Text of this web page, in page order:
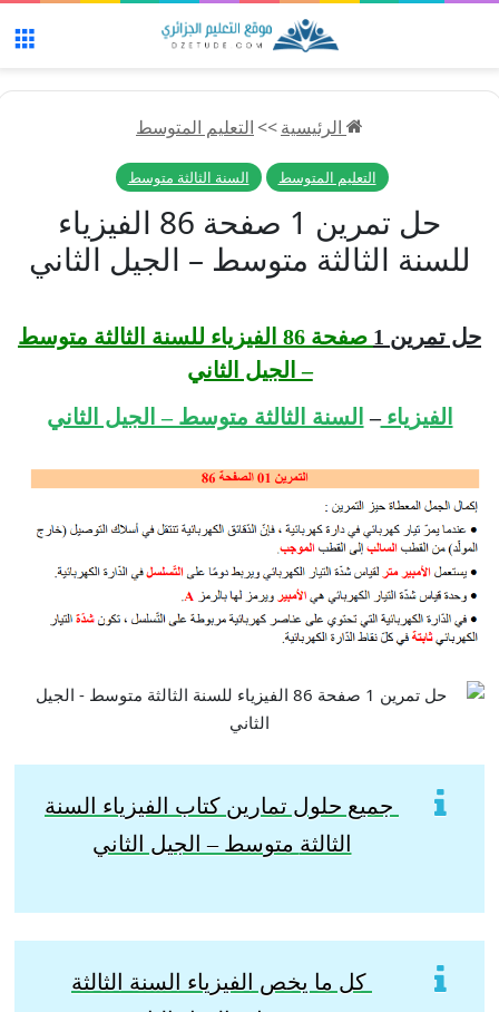
الرئيسية>>التعليم المتوسط
التعليم المتوسط السنة الثالثة متوسط
حل تمرين 1 صفحة 86 الفيزياء
للسنة الثالثة متوسط – الجيل الثاني
حل تمرين 1
صفحة 86 الفيزياء للسنة الثالثة متوسط
– الجيل الثاني
الفيزياء– السنة الثالثة متوسط – الجيل الثاني
جميع حلول تمارين كتاب الفيزياء السنة
الثالثة متوسط – الجيل الثاني
كل ما يخص الفيزياء السنة الثالثة